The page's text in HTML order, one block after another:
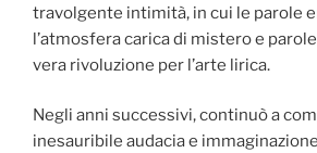
travolgente intimità, in cui le parole
l’atmosfera carica di mistero e
vera rivoluzione per l’arte lirica.
Negli anni successivi, continuò a
inesauribile audacia e